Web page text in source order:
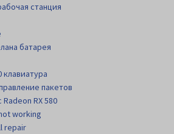
станция
батарея
клавиатура
пакетов
RX 580
working
repair